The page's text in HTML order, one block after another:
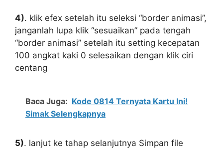
4). klik efex setelah itu seleksi “border animasi”,
janganlah lupa klik “sesuaikan” pada tengah
“border animasi” setelah itu setting kecepatan
100 angkat kaki 0 selesaikan dengan klik ciri
centang
Baca Juga: Kode 0814 Ternyata Kartu Ini!
Simak Selengkapnya
5). lanjut ke tahap selanjutnya Simpan file